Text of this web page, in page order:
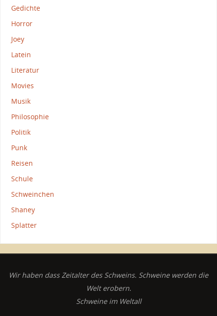
Gedichte
Horror
Joey
Latein
Literatur
Movies
Musik
Philosophie
Politik
Punk
Reisen
Schule
Schweinchen
Shaney
Splatter
Wir haben dass Zeitalter des Schweins. Schweine werden die
Welt erobern.
Schweine im Weltall